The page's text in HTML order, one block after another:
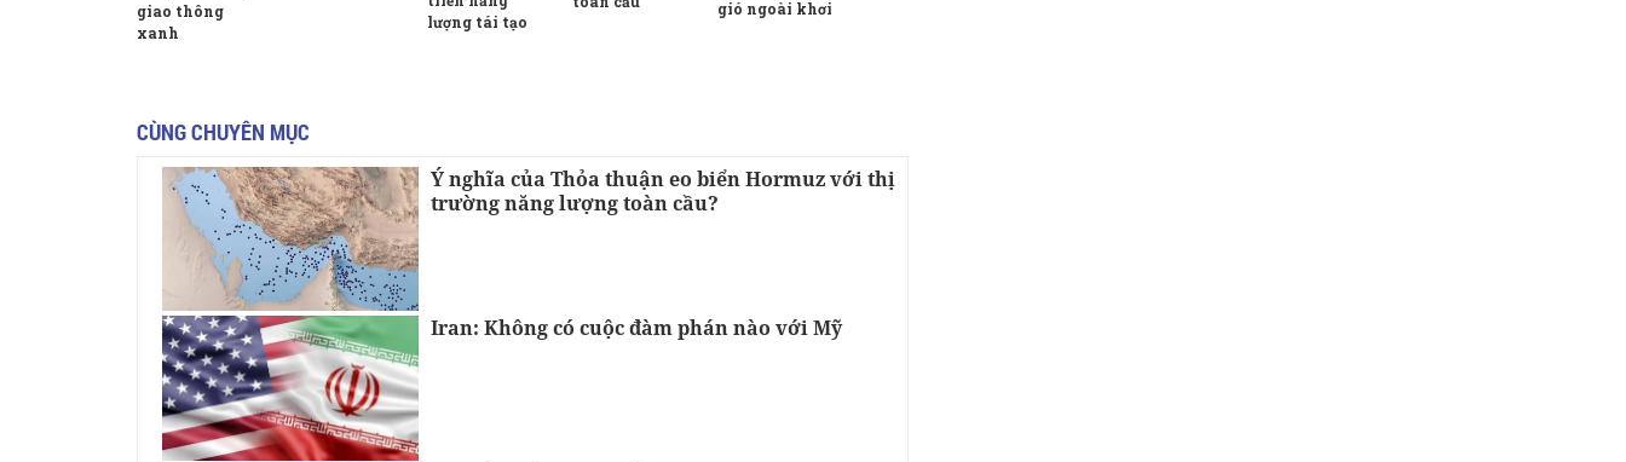
giao thông
xanh
lượng tái tạo
gió ngoài khơi
CÙNG CHUYÊN MỤC
Ý nghĩa của Thỏa thuận eo biển Hormuz với thị
trường năng lượng toàn cầu?
Iran: Không có cuộc đàm phán nào với Mỹ